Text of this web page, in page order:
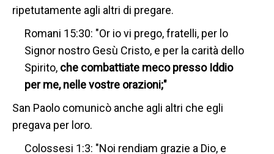
ripetutamente agli altri di pregare.
Romani 15:30: "Or io vi prego, fratelli, per lo
Signor nostro Gesù Cristo, e per la carità dello
Spirito, che combattiate meco presso Iddio
per me, nelle vostre orazioni;"
San Paolo comunicò anche agli altri che egli
pregava per loro.
Colossesi 1:3: "Noi rendiam grazie a Dio, e